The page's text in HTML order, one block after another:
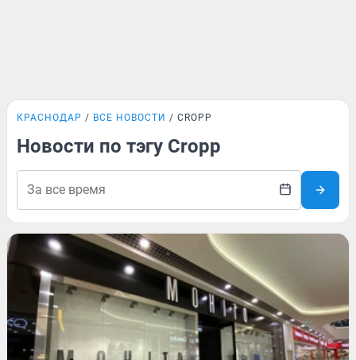
КРАСНОДАР ВСЕ НОВОСТИ CROPP
Новости по тэгу Cropp